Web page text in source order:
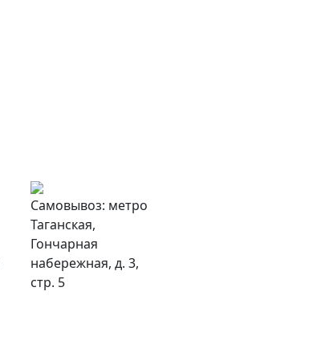
Самовывоз: метро
Таганская,
Гончарная
набережная, д. 3,
стр. 5